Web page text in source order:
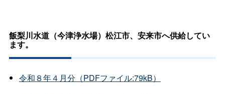
飯梨川水道（今津浄水場）松江市、安来市へ供給してい
ます。
令和８年４月分（PDFファイル:79kB）